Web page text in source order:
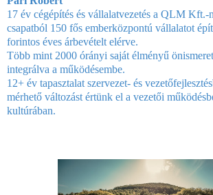
17 év cégépítés és vállalatvezetés a QLM Kft.-
csapatból 150 fős emberközpontú vállalatot
forintos éves árbevételt elérve.
Több mint 2000 órányi saját élményű
integrálva a működésembe.
12+ év tapasztalat szervezet- és
mérhető változást értünk el a vezetői
kultúrában.